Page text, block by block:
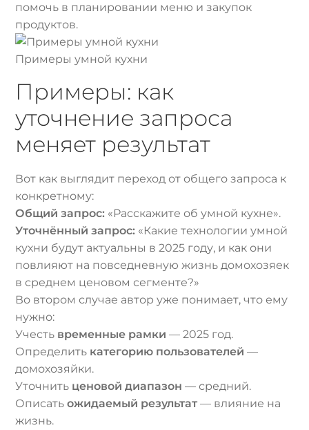
помочь в планировании меню и закупок
продуктов.
Примеры умной кухни
Примеры: как
уточнение запроса
меняет результат
Вот как выглядит переход от общего запроса к
конкретному:
Общий запрос: «Расскажите об умной кухне».
Уточнённый запрос: «Какие технологии умной
кухни будут актуальны в 2025 году, и как они
повлияют на повседневную жизнь домохозяек
в среднем ценовом сегменте?»
Во втором случае автор уже понимает, что ему
нужно:
Учесть временные рамки — 2025 год.
Определить категорию пользователей —
домохозяйки.
Уточнить ценовой диапазон — средний.
Описатьожидаемый результат — влияние на
жизнь.